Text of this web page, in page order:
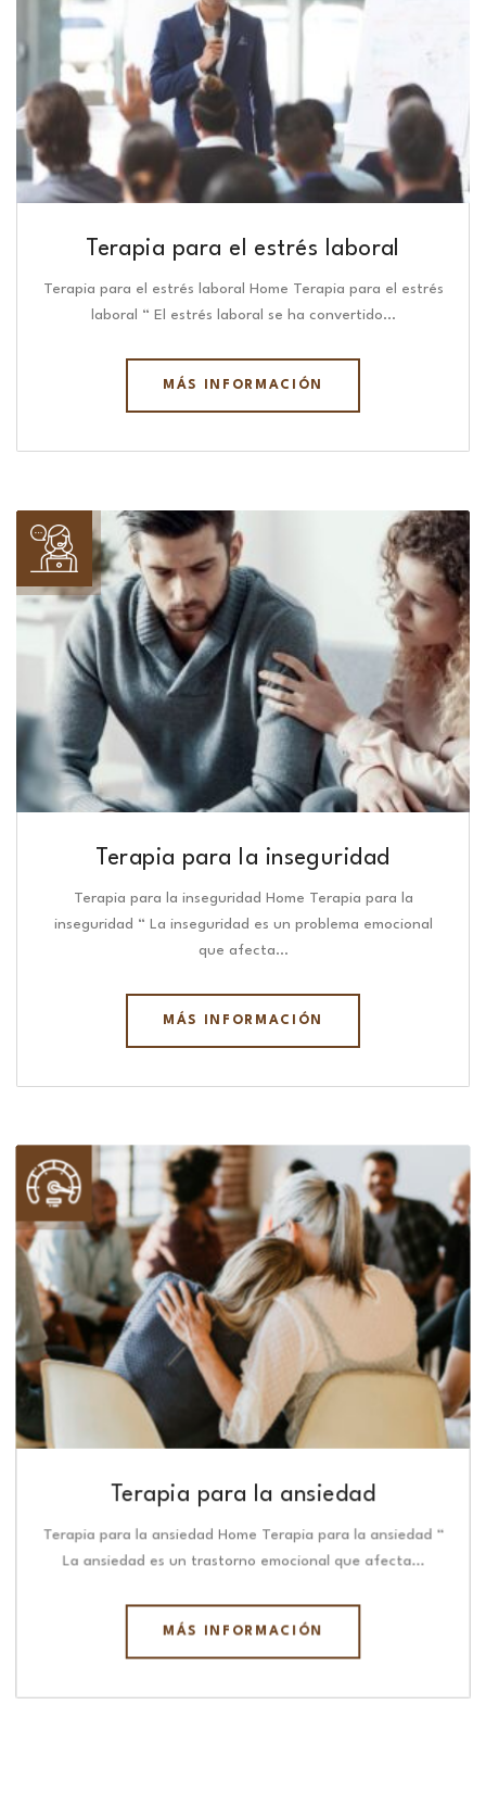
Terapia para el estrés laboral
Terapia para el estrés laboral Home Terapia para el estrés
laboral “ El estrés laboral se ha convertido…
MÁS INFORMACIÓN
Terapia para la inseguridad
Terapia para la inseguridad Home Terapia para la
inseguridad “ La inseguridad es un problema emocional
que afecta…
MÁS INFORMACIÓN
Terapia para la ansiedad
Terapia para la ansiedad Home Terapia para la ansiedad “
La ansiedad es un trastorno emocional que afecta…
MÁS INFORMACIÓN